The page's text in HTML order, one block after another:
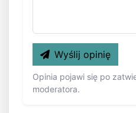
Wyślij opinię
Opinia pojawi się po
moderatora.